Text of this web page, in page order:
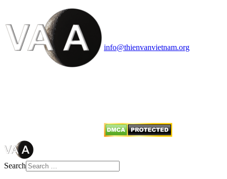
info@thienvanvietnam.org
Search